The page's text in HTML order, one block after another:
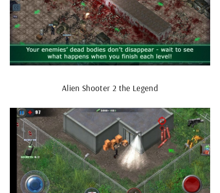
Alien Shooter 2 the Legend